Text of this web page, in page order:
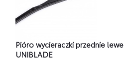
Pióro wycieraczki przednie lewe
UNIBLADE